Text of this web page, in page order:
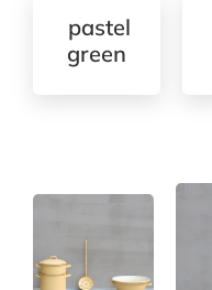
pastel
green